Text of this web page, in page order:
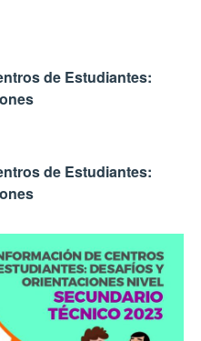
de Estudiantes:
de Estudiantes: